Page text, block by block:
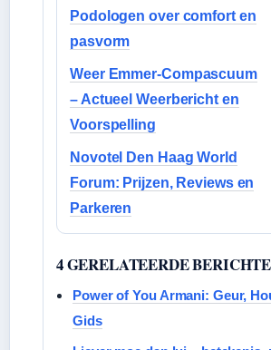
Podologen over comfort en
pasvorm
Weer Emmer-Compascuum
– Actueel Weerbericht en
Voorspelling
Novotel Den Haag World
Forum: Prijzen, Reviews en
Parkeren
4 GERELATEERDE
Power of You Armani: Geur,
Gids